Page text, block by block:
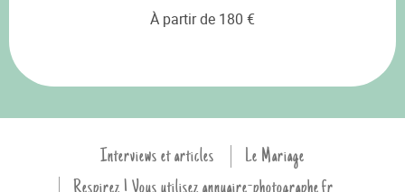
À partir de 180 €
Interviews et articles
Le Mariage